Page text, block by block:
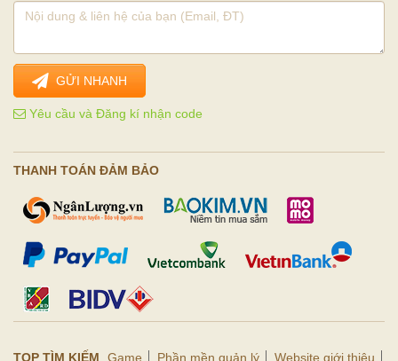
GỬI NHANH
Yêu cầu và Đăng kí nhận code
THANH TOÁN ĐẢM BẢO
TOP TÌM KIẾM Game Phần mền quản lý Website giới thiệu